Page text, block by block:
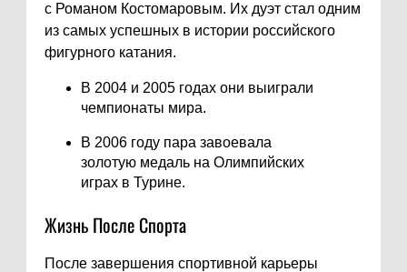
с Романом Костомаровым. Их дуэт стал одним
из самых успешных в истории российского
фигурного катания.
В 2004 и 2005 годах они выиграли
чемпионаты мира.
В 2006 году пара завоевала
золотую медаль на Олимпийских
играх в Турине.
Жизнь После Спорта
После завершения спортивной карьеры